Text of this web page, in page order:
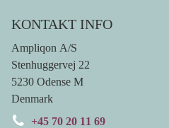
KONTAKT INFO
Ampliqon A/S
Stenhuggervej 22
5230 Odense M
Denmark
+45 70 20 11 69